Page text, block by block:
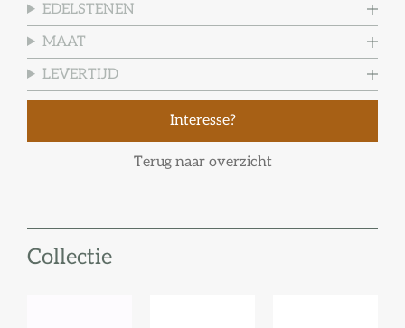
EDELSTENEN
MAAT
LEVERTIJD
Interesse?
Terug naar overzicht
Collectie